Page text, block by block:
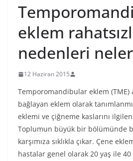
eklem
nedenleri
12 Haziran 2015
Temporomandibular eklem (TME)
bağlayan eklem olarak
eklemi ve çiğneme kaslarını
Toplumun büyük bir bölümünde
karşımıza sıklıkla çıkar. Çene
hastalar genel olarak 20 yaş ile 40